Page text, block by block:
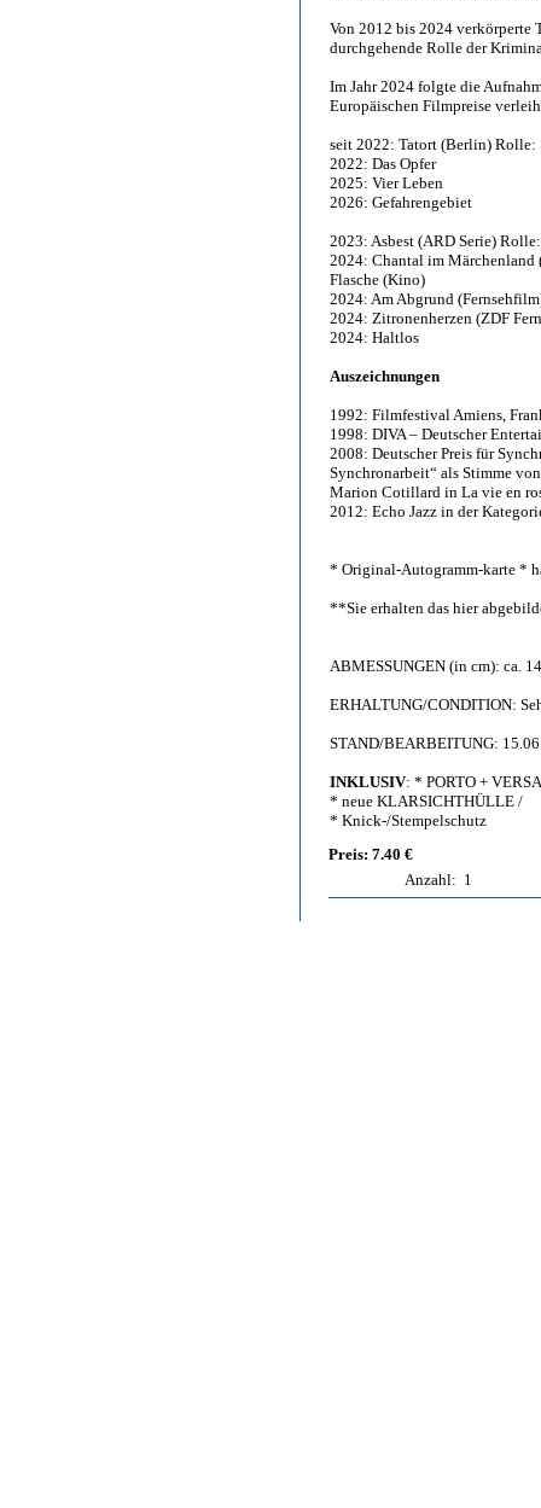
Von 2012 bis 2024 verkörperte
durchgehende Rolle der
Im Jahr 2024 folgte die
Europäischen Filmpreise
seit 2022: Tatort (Berlin) Rolle:
2022: Das Opfer
2025: Vier Leben
2026: Gefahrengebiet
2023: Asbest (ARD Serie)
2024: Chantal im Märchenland
Flasche (Kino)
2024: Am Abgrund
2024: Zitronenherzen (ZDF
2024: Haltlos
Auszeichnungen
1992: Filmfestival Amiens,
1998: DIVA – Deutscher
2008: Deutscher Preis für
Synchronarbeit“ als Stimme
Marion Cotillard in La vie en
2012: Echo Jazz in der
* Original-Autogramm-karte *
**Sie erhalten das hier
ABMESSUNGEN (in cm): ca.
ERHALTUNG/CONDITION:
STAND/BEARBEITUNG:
INKLUSIV: * PORTO +
* neue KLARSICHTHÜLLE /
* Knick-/Stempelschutz
Preis: 7.40 €
Anzahl: 1